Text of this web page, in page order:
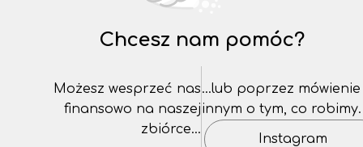
Chcesz nam pomóc?
Możesz wesprzeć nas
finansowo na naszej
zbiórce…
…lub poprzez mówienie
innym o tym, co robimy.
Instagram